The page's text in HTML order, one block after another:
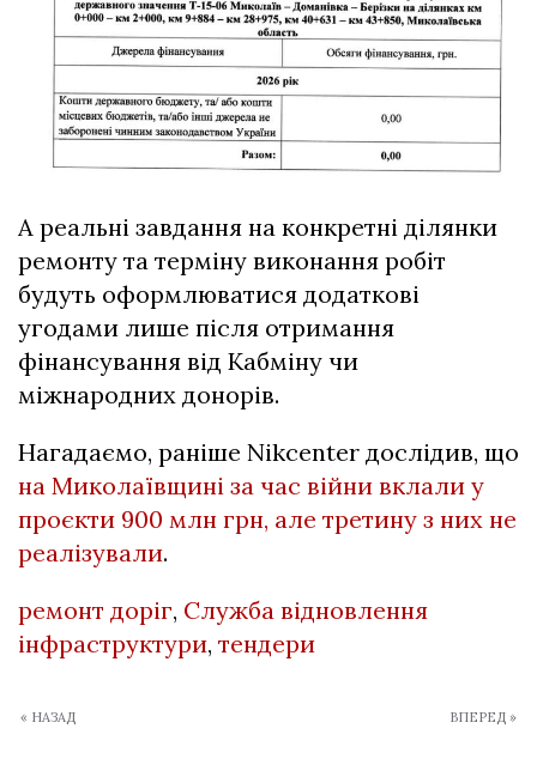
А реальні завдання на конкретні ділянки
ремонту та терміну виконання робіт
будуть оформлюватися додаткові
угодами лише після отримання
фінансування від Кабміну чи
міжнародних донорів.
Нагадаємо, раніше Nikcenter дослідив, що
на Миколаївщині за час війни вклали у
проєкти 900 млн грн, але третину з них не
реалізували.
ремонт доріг, Служба відновлення
інфраструктури, тендери
« НАЗАД ВПЕРЕД »